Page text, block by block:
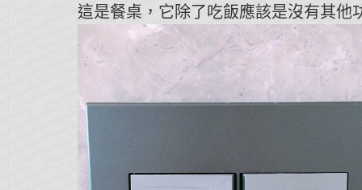
這是餐桌，它除了吃飯應該是沒有其他